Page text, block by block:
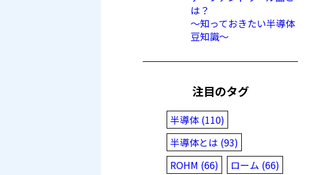
は？
〜知っておきたい半導体
豆知識〜
注目のタグ
半導体 (110)
半導体とは (93)
ROHM (66)
ローム (66)